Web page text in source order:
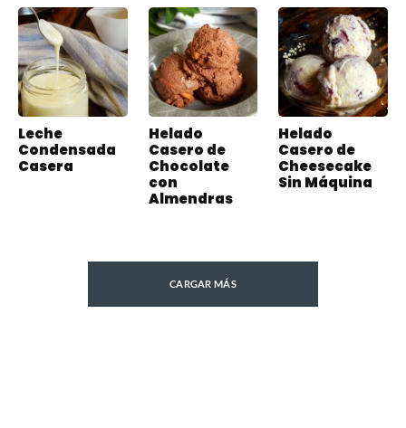
Leche
Condensada
Casera
Helado
Casero de
Chocolate
con
Almendras
Helado
Casero de
Cheesecake
Sin Máquina
CARGAR MÁS